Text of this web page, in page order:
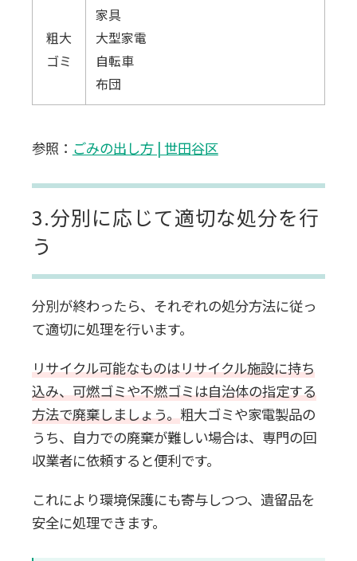
粗大
ゴミ
家具
大型家電
自転車
布団
参照： ごみの出し方 | 世田谷区
3.分別に応じて適切な処分を行
う
分別が終わったら、それぞれの処分方法に従っ
て適切に処理を行います。
リサイクル可能なものはリサイクル施設に持ち
込み、可燃ゴミや不燃ゴミは自治体の指定する
方法で廃棄しましょう。粗大ゴミや家電製品の
うち、自力での廃棄が難しい場合は、専門の回
収業者に依頼すると便利です。
これにより環境保護にも寄与しつつ、遺留品を
安全に処理できます。